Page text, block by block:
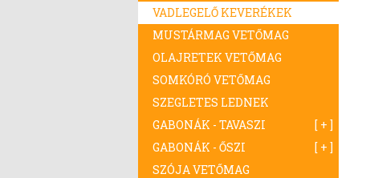
VADLEGELŐ KEVERÉKEK
MUSTÁRMAG VETŐMAG
OLAJRETEK VETŐMAG
SOMKÓRÓ VETŐMAG
SZEGLETES LEDNEK
GABONÁK - TAVASZI
GABONÁK - ŐSZI
SZÓJA VETŐMAG